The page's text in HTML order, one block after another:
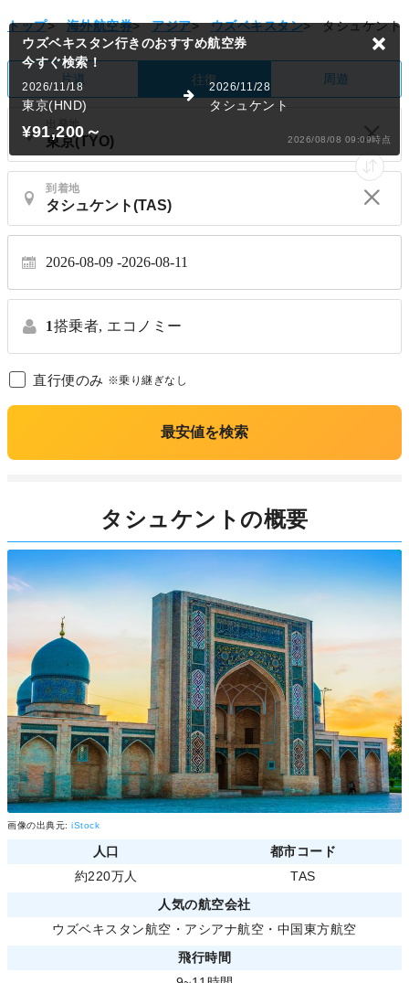
トップ> 海外航空券> アジア> ウズベキスタン> タシュケント
片道 往復 周遊
出発地
到着地
2026-08-09 2026-08-11
1搭乗者, エコノミー
直行便のみ ※乗り継ぎなし
最安値を検索
ウズベキスタン行きのおすすめ航空券
今すぐ検索！
2026/11/18
東京(HND)
2026/11/28
タシュケント
¥91,200～ 2026/08/08 09:09時点
タシュケントの概要
画像の出典元: iStock
人口
都市コード
約220万人
TAS
人気の航空会社
ウズベキスタン航空 ・ アシアナ航空 ・ 中国東方航空
飛行時間